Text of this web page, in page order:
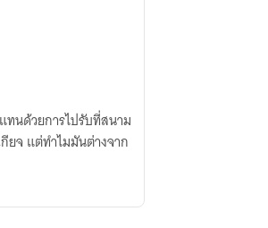
นด้วยการไปรับที่สนาม
ยจ แต่ทำไมมันต่างจาก